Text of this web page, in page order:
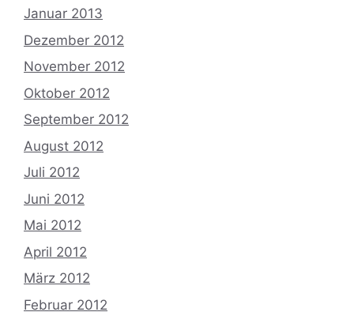
Januar 2013
Dezember 2012
November 2012
Oktober 2012
September 2012
August 2012
Juli 2012
Juni 2012
Mai 2012
April 2012
März 2012
Februar 2012